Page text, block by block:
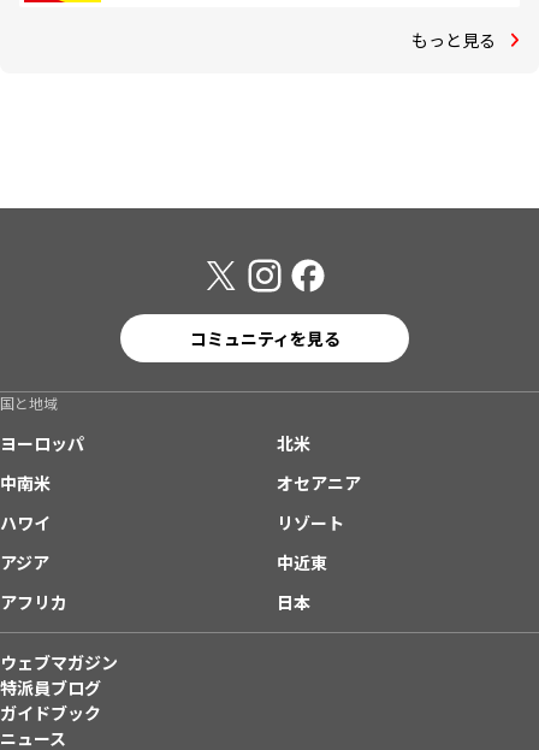
もっと見る
コミュニティを見る
国と地域
ヨーロッパ
北米
中南米
オセアニア
ハワイ
リゾート
アジア
中近東
アフリカ
日本
ウェブマガジン
特派員ブログ
ガイドブック
ニュース